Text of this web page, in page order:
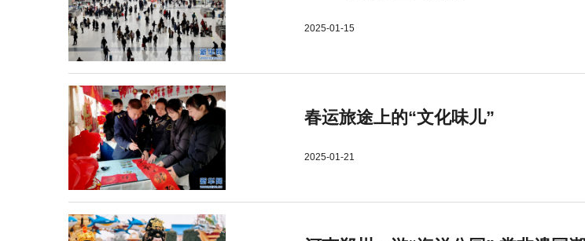
2025-01-15
春运旅途上的“文化味儿”
2025-01-21